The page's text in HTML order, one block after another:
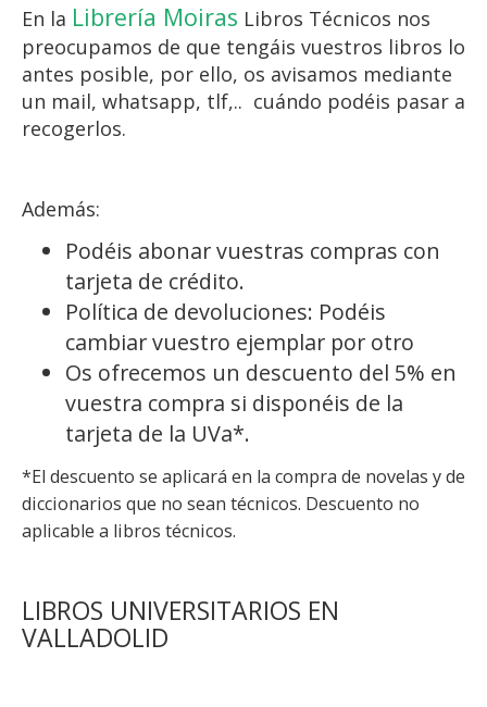
En la Librería Moiras Libros Técnicos nos
preocupamos de que tengáis vuestros libros lo
antes posible, por ello, os avisamos mediante
un mail, whatsapp, tlf,.. cuándo podéis pasar a
recogerlos.
Además:
Podéis abonar vuestras compras con
tarjeta de crédito.
Política de devoluciones: Podéis
cambiar vuestro ejemplar por otro
Os ofrecemos un descuento del 5% en
vuestra compra si disponéis de la
tarjeta de la UVa*.
*El descuento se aplicará en la compra de novelas y de
diccionarios que no sean técnicos. Descuento no
aplicable a libros técnicos.
LIBROS UNIVERSITARIOS EN
VALLADOLID